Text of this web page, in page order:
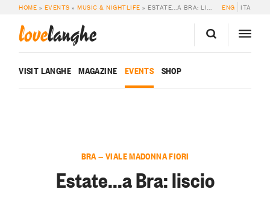
HOME » EVENTS »MUSIC & NIGHTLIFE » ESTATE…A BRA: LISCIO ENG ITA
lovelanghe
VISIT LANGHE MAGAZINE EVENTS SHOP
BRA — VIALE MADONNA FIORI
Estate...a Bra: liscio